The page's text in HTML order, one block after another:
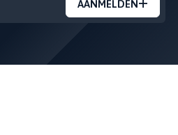
AANMELDEN